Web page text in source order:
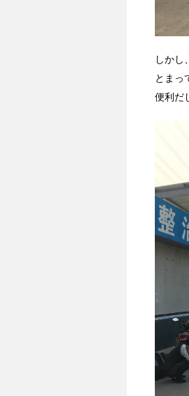
しかし
とまっ
便利だ